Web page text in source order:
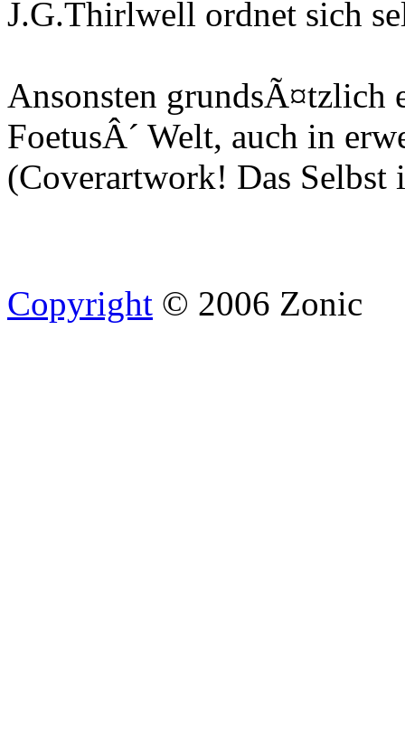
J.G.Thirlwell ordnet sich
Ansonsten grundsÃ¤tzlich
FoetusÂ´ Welt, auch in
(Coverartwork! Das
Copyright © 2006 Zonic